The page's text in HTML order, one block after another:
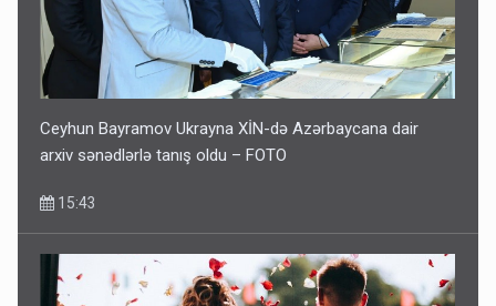
Ceyhun Bayramov Ukrayna XİN-də Azərbaycana dair
arxiv sənədlərlə tanış oldu – FOTO
15:43